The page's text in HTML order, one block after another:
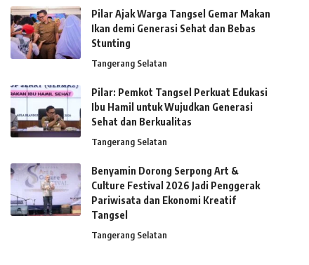
Pilar Ajak Warga Tangsel Gemar Makan
Ikan demi Generasi Sehat dan Bebas
Stunting
Tangerang Selatan
Pilar: Pemkot Tangsel Perkuat Edukasi
Ibu Hamil untuk Wujudkan Generasi
Sehat dan Berkualitas
Tangerang Selatan
Benyamin Dorong Serpong Art &
Culture Festival 2026 Jadi Penggerak
Pariwisata dan Ekonomi Kreatif
Tangsel
Tangerang Selatan